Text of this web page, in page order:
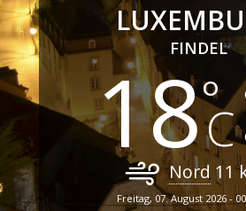
FINDEL
18
Nord 11
Freitag, 07. August 2026 -